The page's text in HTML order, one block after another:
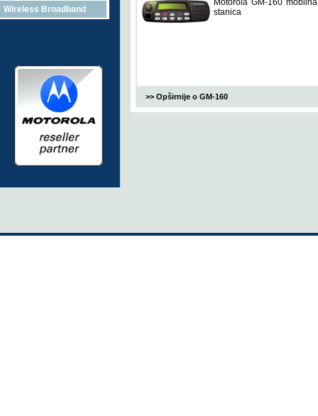
Wireless Broadband
Motorola GM-160
stanica
>> Opširnije o GM-160